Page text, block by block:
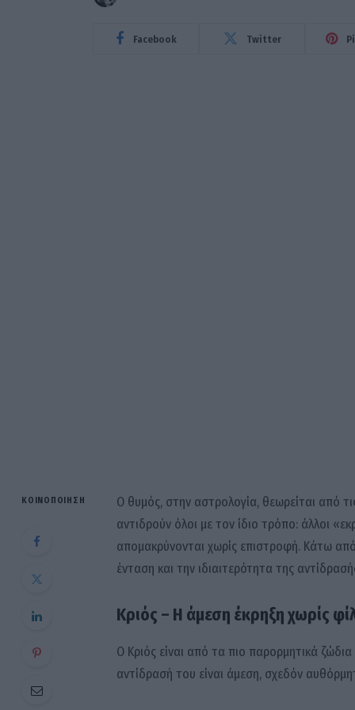
Facebook Twitter
ΚΟΙΝΟΠΟΊΗΣΗ
Ο θυμός, στην αστρολογία, θεωρείται από
αντιδρούν όλοι με τον ίδιο τρόπο: άλλοι
απομακρύνονται χωρίς επιστροφή. Κάτω
ένταση και την ιδιαιτερότητα της
Κριός – Η άμεση έκρηξη χωρίς
Ο Κριός είναι από τα πιο παρορμητικά
αντίδρασή του είναι άμεση, σχεδόν